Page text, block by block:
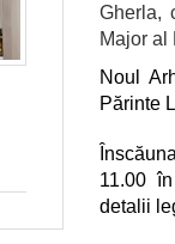
Gherla,
Major al
Noul
Părinte
11.00 în
detalii